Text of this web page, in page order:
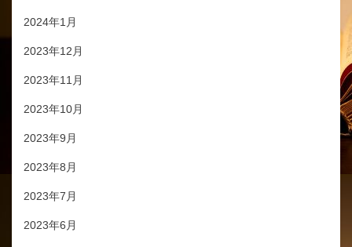
2024年1月
2023年12月
2023年11月
2023年10月
2023年9月
2023年8月
2023年7月
2023年6月